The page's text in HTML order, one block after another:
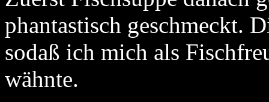
phantastisch geschmeckt.
sodaß ich mich als
wähnte.